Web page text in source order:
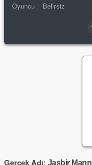
Oyuncu Belirsiz
Gerçek Adı: Jasbir Mann